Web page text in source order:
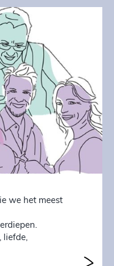
we het meest
liefde,